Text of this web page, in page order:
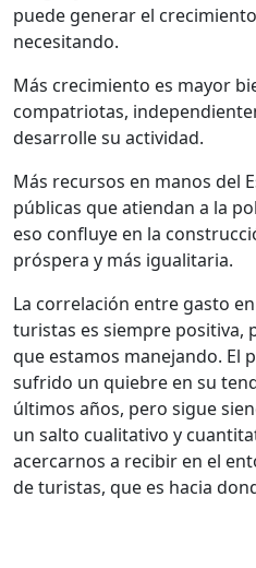
puede generar el
necesitando.
Más crecimiento es mayor
compatriotas,
desarrolle su actividad.
Más recursos en manos del
públicas que atiendan a la
eso confluye en la
próspera y más igualitaria.
La correlación entre gasto
turistas es siempre positiva,
que estamos manejando. El
sufrido un quiebre en su
últimos años, pero sigue
un salto cualitativo y
acercarnos a recibir en el
de turistas, que es hacia